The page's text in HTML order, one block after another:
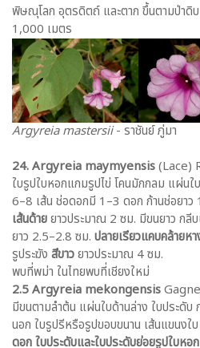
พิษณุโลก อุตรดิตถ์ และตาก ขึ้นตามป่าดิ
1,000 เมตร
Argyreia mastersii- ราชันย์ ภู่มา
24. Argyreia maymyensis(Lace)
ใบรูปใบหอกแกมรูปไข่ โคนมักกลม แผ่นใ
6–8 เส้น ช่อดอกมี 1–3 ดอก ก้านช่อยาว
เส้นด้ายยาวประมาณ 2 ซม. มีขนยาว กลี
ยาว 2.5–2.8 ซม. ปลายเรียวแคบคล้ายห
รูประฆัง สีขาวยาวประมาณ 4 ซม.
พบที่พม่า ในไทยพบที่เชียงใหม่
2.5 Argyreia mekongensis
มีขนตามลำต้น แผ่นใบด้านล่าง ใบประดับ
นอก ใบรูปรีหรือรูปขอบขนาน เส้นแขนงใ
ดอก ใบประดับและใบประดับย่อยรูปใบหอ